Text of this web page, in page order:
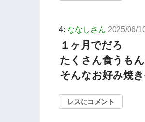
4: ななしさん 2025/06/
１ヶ月でだろ
たくさん食うも
そんなお好み焼
レスにコメント